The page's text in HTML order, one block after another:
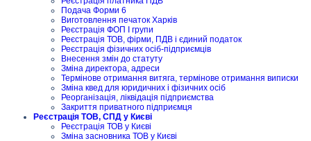
Подача Форми 6
Виготовлення печаток Харків
Реєстрація ФОП I групи
Реєстрація ТОВ, фірми, ПДВ і єдиний податок
Реєстрація фізичних осіб-підприємців
Внесення змін до статуту
Зміна директора, адреси
Термінове отримання витяга, термінове отримання виписки
Зміна квед для юридичних і фізичних осіб
Реорганізація, ліквідація підприємства
Закриття приватного підприємця
Реєстрація ТОВ, СПД у Києві
Реєстрація ТОВ у Києві
Зміна засновника ТОВ у Києві